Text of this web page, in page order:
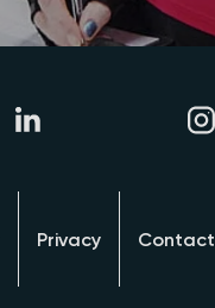
Privacy Contact